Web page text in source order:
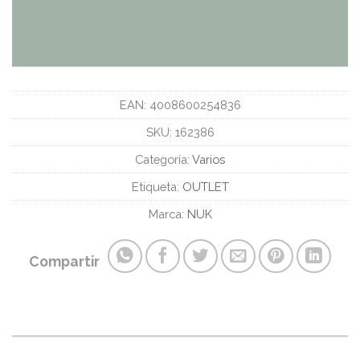
EAN: 4008600254836
SKU: 162386
Categoría: Varios
Etiqueta: OUTLET
Marca: NUK
Compartir